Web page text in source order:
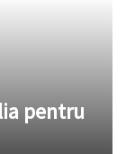
pentru